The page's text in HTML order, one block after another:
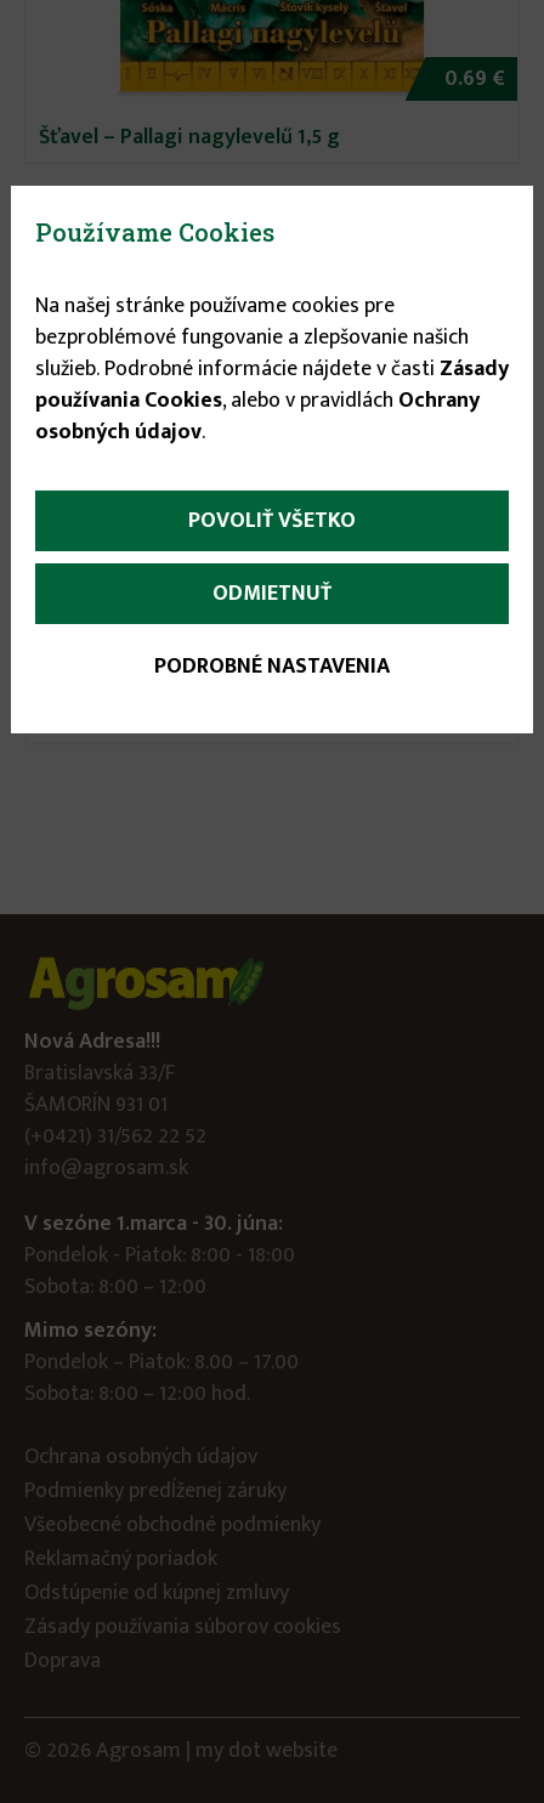
0.69 €
Šťavel – Pallagi nagylevelű 1,5 g
Nová Adresa!!!
Bratislavská 33/F
ŠAMORÍN 931 01
(+0421) 31/562 22 52
info@agrosam.sk
V sezóne 1.marca - 30. júna:
Pondelok - Piatok: 8:00 - 18:00
Sobota: 8:00 – 12:00
Mimo sezóny:
Pondelok – Piatok: 8.00 – 17.00
Sobota: 8:00 – 12:00 hod.
Ochrana osobných údajov
Podmienky predĺženej záruky
Všeobecné obchodné podmienky
Reklamačný poriadok
Odstúpenie od kúpnej zmluvy
Zásady používania súborov cookies
Doprava
© 2026 Agrosam | my dotwebsite
Používame Cookies
Na našej stránke používame cookies pre
bezproblémové fungovanie a zlepšovanie našich
služieb. Podrobné informácie nájdete v časti Zásady
používania Cookies, alebo v pravidlách Ochrany
osobných údajov.
POVOLIŤ VŠETKO
ODMIETNUŤ
PODROBNÉ NASTAVENIA